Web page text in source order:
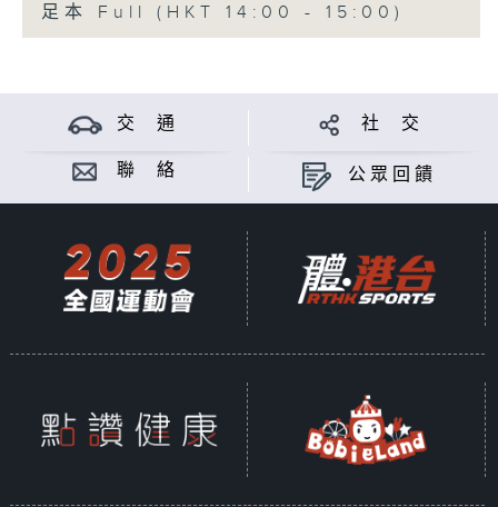
足本 Full (HKT 14:00 - 15:00)
交 通 社 交
聯 絡 公眾回饋